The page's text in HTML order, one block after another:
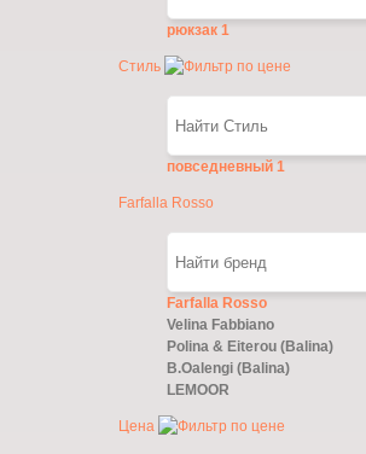
рюкзак 1
Стиль
повседневный 1
Farfalla Rosso
Farfalla Rosso
Velina Fabbiano
Polina & Eiterou (Balina)
B.Oalengi (Balina)
LEMOOR
Цена